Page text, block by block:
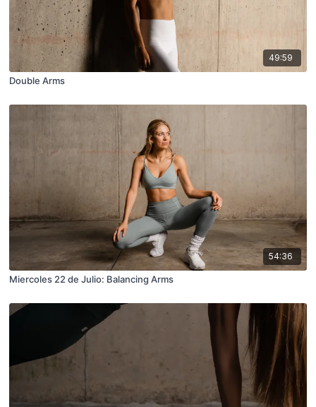
49:59
Double Arms
54:36
Miercoles 22 de Julio: Balancing Arms